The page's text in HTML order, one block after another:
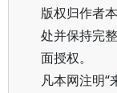
版权归作者
处并保持完
面授权。
凡本网注明“